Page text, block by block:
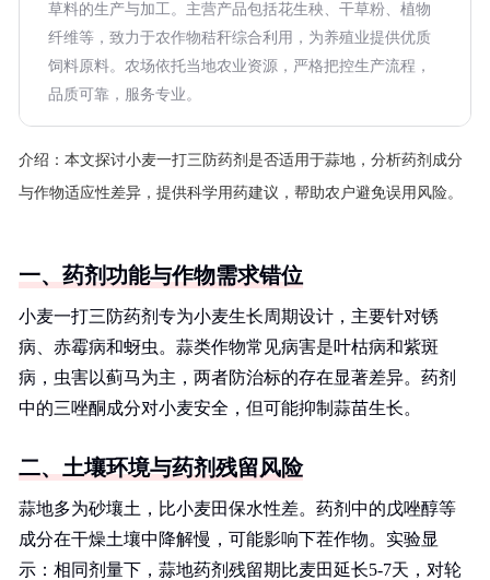
草料的生产与加工。主营产品包括花生秧、干草粉、植物
纤维等，致力于农作物秸秆综合利用，为养殖业提供优质
饲料原料。农场依托当地农业资源，严格把控生产流程，
品质可靠，服务专业。
介绍： 本文探讨小麦一打三防药剂是否适用于蒜地，分析药剂成分
与作物适应性差异，提供科学用药建议，帮助农户避免误用风险。
一、药剂功能与作物需求错位
小麦一打三防药剂专为小麦生长周期设计，主要针对锈
病、赤霉病和蚜虫。蒜类作物常见病害是叶枯病和紫斑
病，虫害以蓟马为主，两者防治标的存在显著差异。药剂
中的三唑酮成分对小麦安全，但可能抑制蒜苗生长。
二、土壤环境与药剂残留风险
蒜地多为砂壤土，比小麦田保水性差。药剂中的戊唑醇等
成分在干燥土壤中降解慢，可能影响下茬作物。实验显
示：相同剂量下，蒜地药剂残留期比麦田延长5-7天，对轮